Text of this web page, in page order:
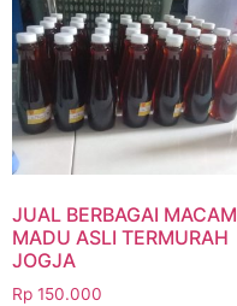
JUAL BERBAGAI MACAM
MADU ASLI TERMURAH
JOGJA
Rp 150.000